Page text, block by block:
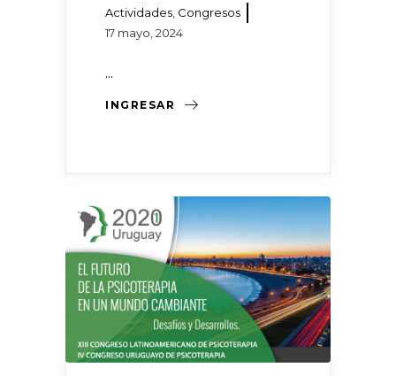
Actividades Congresos
17 mayo, 2024
...
INGRESAR